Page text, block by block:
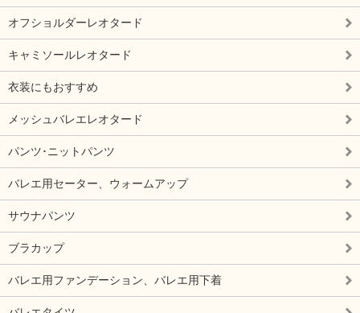
オフショルダーレオタード
キャミソールレオタード
衣装にもおすすめ
メッシュバレエレオタード
パンツ･ニットパンツ
バレエ用セーター、ウォームアップ
サウナパンツ
ブラカップ
バレエ用ファンデーション、バレエ用下着